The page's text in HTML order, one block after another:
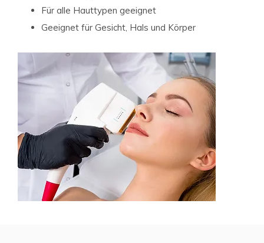
Für alle Hauttypen geeignet
Geeignet für Gesicht, Hals und Körper